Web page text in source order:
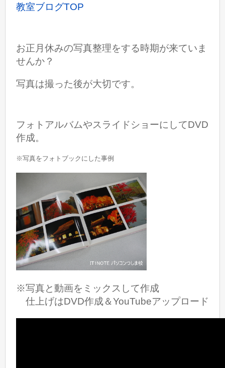
教室ブログTOP
お正月休みの写真整理をする時期が来ていま
せんか？
写真は撮った後が大切です。
フォトアルバムやスライドショーにしてDVD
作成。
※写真をフォトブックにした事例
※写真と動画をミックスして作成
仕上げはDVD作成＆YouTubeアップロード